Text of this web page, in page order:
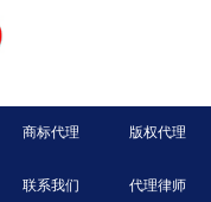
商标代理 版权代理
联系我们 代理律师